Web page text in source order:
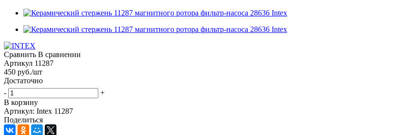
Сравнить В сравнении
Артикул 11287
450 руб./шт
Достаточно
-
+
В корзину
Артикул: Intex 11287
Поделиться